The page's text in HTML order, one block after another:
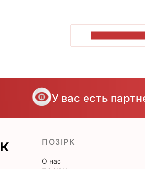
У вас есть
ПОЗІРК
О нас